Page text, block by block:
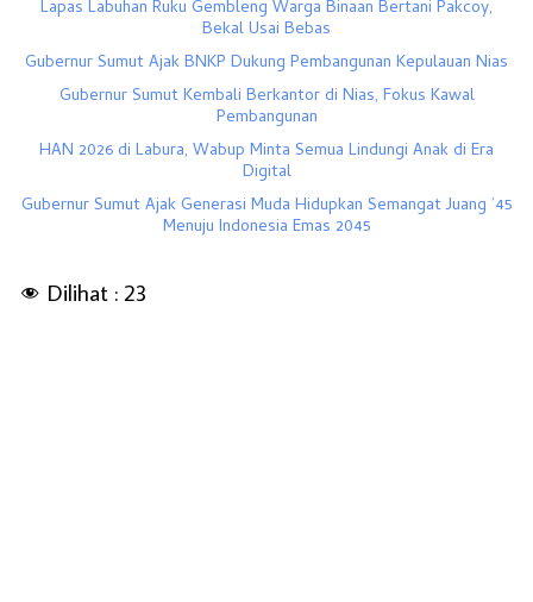
Lapas Labuhan Ruku Gembleng Warga Binaan Bertani Pakcoy,
Bekal Usai Bebas
Gubernur Sumut Ajak BNKP Dukung Pembangunan Kepulauan Nias
Gubernur Sumut Kembali Berkantor di Nias, Fokus Kawal
Pembangunan
HAN 2026 di Labura, Wabup Minta Semua Lindungi Anak di Era
Digital
Gubernur Sumut Ajak Generasi Muda Hidupkan Semangat Juang ’45
Menuju Indonesia Emas 2045
Dilihat : 23